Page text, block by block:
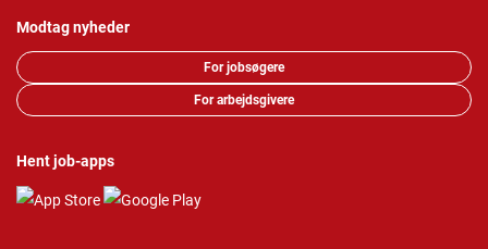
Modtag nyheder
For jobsøgere
For arbejdsgivere
Hent job-apps